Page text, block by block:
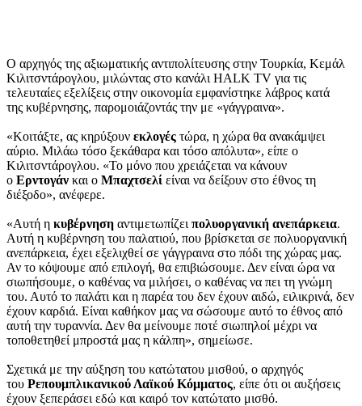
Ο αρχηγός της αξιωματικής αντιπολίτευσης στην Τουρκία, Κεμάλ
Κιλιτσντάρογλου, μιλώντας στο κανάλι HALK TV για τις
τελευταίες εξελίξεις στην οικονομία εμφανίστηκε λάβρος κατά
της κυβέρνησης, παρομοιάζοντάς την με «γάγγραινα».
«Κοιτάξτε, ας κηρύξουν εκλογές τώρα, η χώρα θα ανακάμψει
αύριο. Μιλάω τόσο ξεκάθαρα και τόσο απόλυτα», είπε ο
Κιλιτσντάρογλου. «Το μόνο που χρειάζεται να κάνουν
ο Ερντογάν και ο Μπαχτσελί είναι να δείξουν στο έθνος τη
διέξοδο», ανέφερε.
«Αυτή η κυβέρνηση αντιμετωπίζει πολυοργανική ανεπάρκεια.
Αυτή η κυβέρνηση του παλατιού, που βρίσκεται σε πολυοργανική
ανεπάρκεια, έχει εξελιχθεί σε γάγγραινα στο πόδι της χώρας μας.
Αν το κόψουμε από επιλογή, θα επιβιώσουμε. Δεν είναι ώρα να
σιωπήσουμε, ο καθένας να μιλήσει, ο καθένας να πει τη γνώμη
του. Αυτό το παλάτι και η παρέα του δεν έχουν αιδώ, ειλικρινά, δεν
έχουν καρδιά. Είναι καθήκον μας να σώσουμε αυτό το έθνος από
αυτή την τυραννία. Δεν θα μείνουμε ποτέ σιωπηλοί μέχρι να
τοποθετηθεί μπροστά μας η κάλπη», σημείωσε.
Σχετικά με την αύξηση του κατώτατου μισθού, ο αρχηγός
του Ρεπουμπλικανικού Λαϊκού Κόμματος, είπε ότι οι αυξήσεις
έχουν ξεπεράσει εδώ και καιρό τον κατώτατο μισθό.